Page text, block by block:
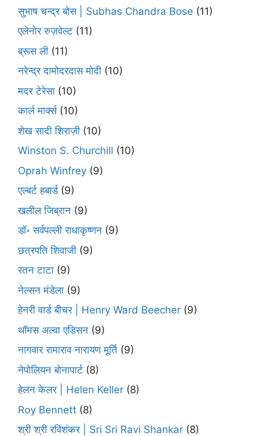
सुभाष चन्द्र बोस | Subhas Chandra Bose (11)
एलेनोर रुज़वेल्ट (11)
ब्रूस ली (11)
नरेन्द्र दामोदरदास मोदी (10)
मदर टेरेसा (10)
कार्ल मार्क्स(10)
शेख सादी शिराज़ी (10)
Winston S. Churchill (10)
Oprah Winfrey (9)
एल्बर्ट हबार्ड(9)
खलील जिब्रान (9)
डॉ॰ सर्वपल्ली राधाकृष्णन (9)
छत्रपति शिवाजी (9)
रतन टाटा (9)
नेल्सन मंडेला (9)
हेनरी वार्ड बीचर | Henry Ward Beecher (9)
थॉमस अल्वा एडिसन (9)
नागवार रामाराव नारायण मूर्ति (9)
नेपोलियन बोनापार्ट (8)
हेलन केलर | Helen Keller (8)
Roy Bennett (8)
श्री श्री रविशंकर | Sri Sri Ravi Shankar (8)